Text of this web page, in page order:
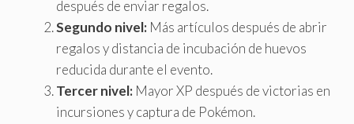
después de enviar regalos.
Segundo nivel: Más artículos después de abrir
regalos y distancia de incubación de huevos
reducida durante el evento.
Tercer nivel: Mayor XP después de victorias en
incursiones y captura de Pokémon.